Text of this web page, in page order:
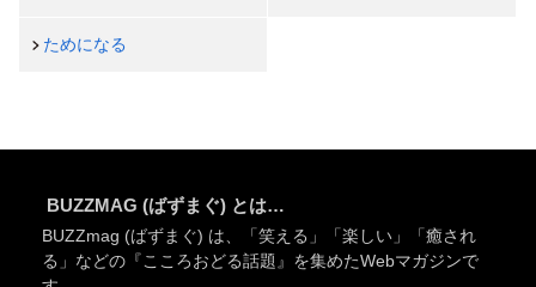
ためになる
BUZZMAG (ばずまぐ) とは…
BUZZmag (ばずまぐ) は、「笑える」「楽しい」「癒され
る」などの『こころおどる話題』を集めたWebマガジンで